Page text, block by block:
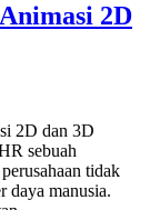
2D
2D dan 3D
sebuah
tidak
daya manusia.